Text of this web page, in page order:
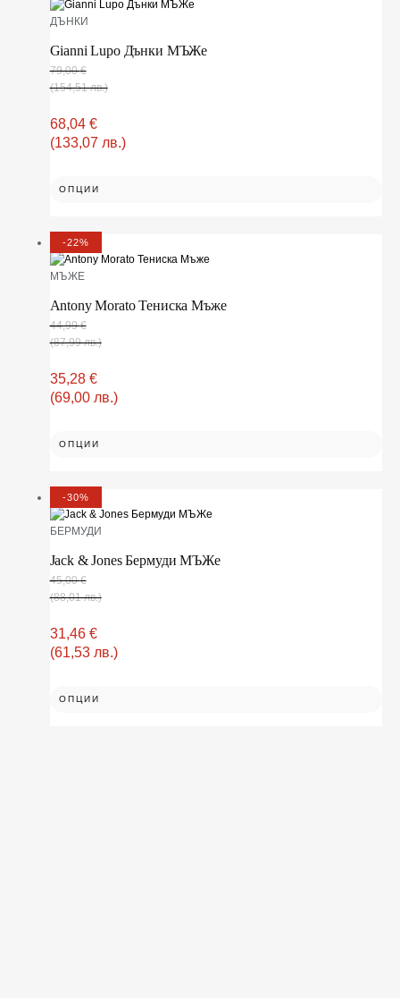
ДЪНКИ
Gianni Lupo Дънки МЪЖe
79,00€
(154,51 лв.)
68,04 €
(133,07 лв.)
ОПЦИИ
-22%
МЪЖЕ
Antony Morato Тениска Мъже
44,99€
(87,99 лв.)
35,28 €
(69,00 лв.)
ОПЦИИ
-30%
БЕРМУДИ
Jack & Jones Бермуди МЪЖe
45,00€
(88,01 лв.)
31,46 €
(61,53 лв.)
ОПЦИИ